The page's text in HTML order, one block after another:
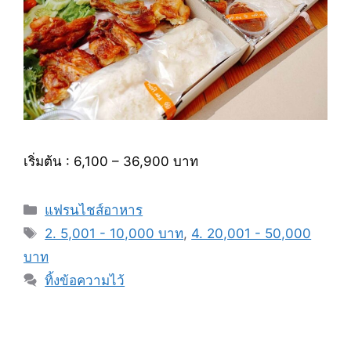
เริ่มต้น : 6,100 – 36,900 บาท
หมวด
หมู่
แฟรนไชส์อาหาร
แท็ก
2. 5,001 - 10,000 บาท, 4. 20,001 - 50,000
บาท
ทิ้งข้อความไว้